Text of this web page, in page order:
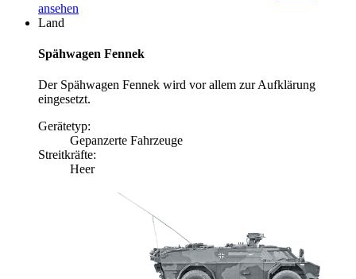
ansehen
Land
Spähwagen Fennek
Der Spähwagen Fennek wird vor allem zur Aufklärung
eingesetzt.
Gerätetyp:
Gepanzerte Fahrzeuge
Streitkräfte:
Heer